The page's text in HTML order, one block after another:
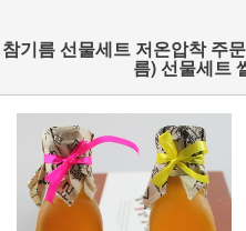
참기름 선물세트 저온압착 주
름) 선물세트